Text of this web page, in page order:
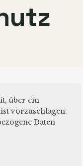
über ein
vorzuschlagen.
Daten